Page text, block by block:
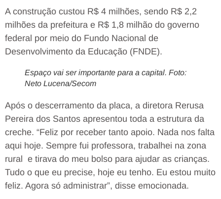
A construção custou R$ 4 milhões, sendo R$ 2,2
milhões da prefeitura e R$ 1,8 milhão do governo
federal por meio do Fundo Nacional de
Desenvolvimento da Educação (FNDE).
Espaço vai ser importante para a capital. Foto:
Neto Lucena/Secom
Após o descerramento da placa, a diretora Rerusa
Pereira dos Santos apresentou toda a estrutura da
creche. “Feliz por receber tanto apoio. Nada nos falta
aqui hoje. Sempre fui professora, trabalhei na zona
rural e tirava do meu bolso para ajudar as crianças.
Tudo o que eu precise, hoje eu tenho. Eu estou muito
feliz. Agora só administrar”, disse emocionada.